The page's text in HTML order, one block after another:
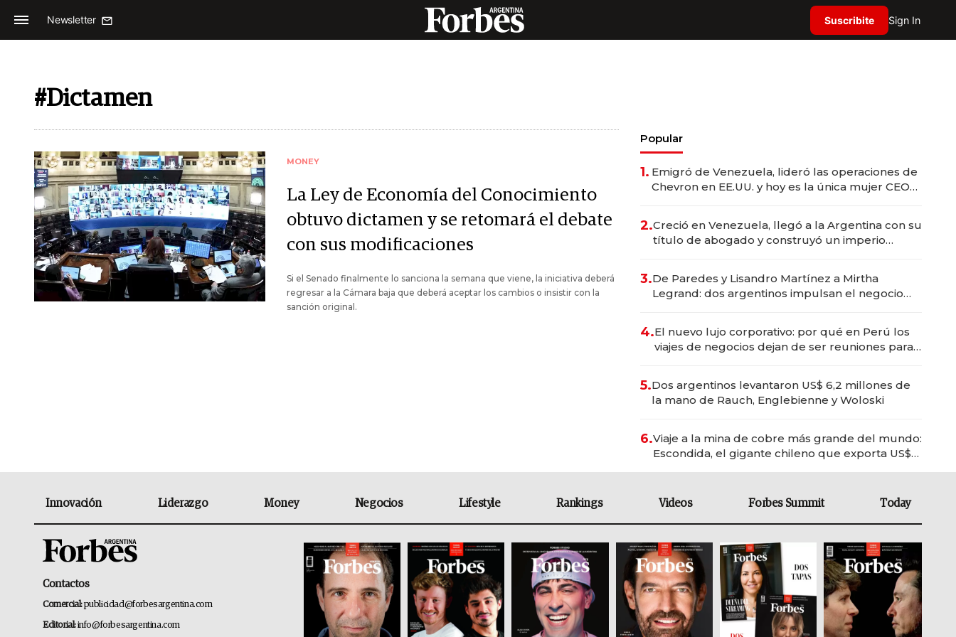
Newsletter Suscribite Sign In
#Dictamen
MONEY
La Ley de Economía del Conocimiento
obtuvo dictamen y se retomará el debate
con sus modificaciones
Si el Senado finalmente lo sanciona la semana que viene, la iniciativa deberá
regresar a la Cámara baja que deberá aceptar los cambios o insistir con la
sanción original.
Popular
1. Emigró de Venezuela, lideró las operaciones de
Chevron en EE.UU. y hoy es la única mujer CEO
2.Creció en Venezuela, llegó a la Argentina con su
título de abogado y construyó un imperio
3.De Paredes y Lisandro Martínez a Mirtha
Legrand: dos argentinos impulsan el negocio
4.El nuevo lujo corporativo: por qué en Perú los
viajes de negocios dejan de ser reuniones para
5.Dos argentinos levantaron US$ 6,2 millones de
la mano de Rauch, Englebienne y Woloski
6.Viaje a la mina de cobre más grande del mundo:
Escondida, el gigante chileno que exporta US$
Innovación Liderazgo Money Negocios Lifestyle Rankings Videos Forbes Summit Today
Contactos
Comercial:publicidad@forbesargentina.com
Editorial:info@forbesargentina.com